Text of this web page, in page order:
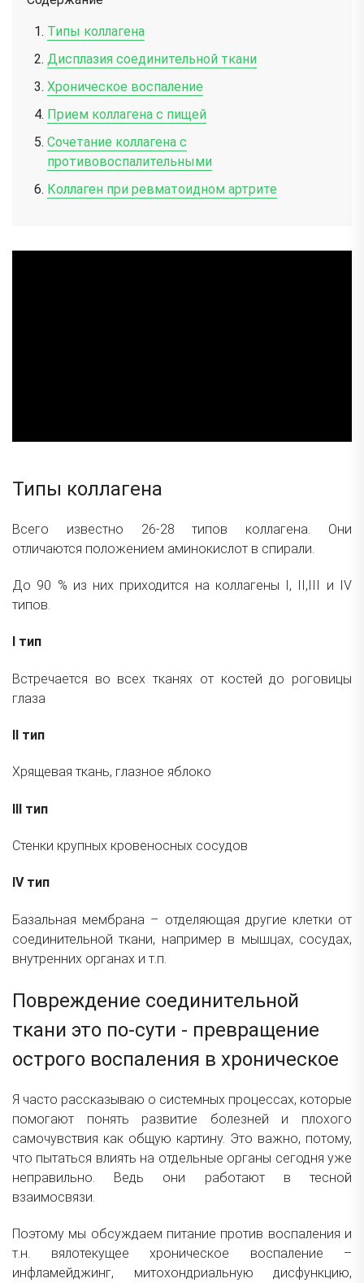
Типы коллагена
Дисплазия соединительной ткани
Хроническое воспаление
Прием коллагена с пищей
Сочетание коллагена с
противовоспалительными
Коллаген при ревматоидном артрите
Типы коллагена
Всего известно 26-28 типов коллагена. Они
отличаются положением аминокислот в спирали.
До 90 % из них приходится на коллагены I, II,III и IV
типов.
I тип
Встречается во всех тканях от костей до роговицы
глаза
II тип
Хрящевая ткань, глазное яблоко
III тип
Cтенки крупных кровеносных сосудов
IV тип
Базальная мембрана – отделяющая другие клетки от
соединительной ткани, например в мышцах, сосудах,
внутренних органах и т.п.
Повреждение соединительной
ткани это по-сути - превращение
острого воспаления в хроническое
Я часто рассказываю о системных процессах, которые
помогают понять развитие болезней и плохого
самочувствия как общую картину. Это важно, потому,
что пытаться влиять на отдельные органы сегодня уже
неправильно. Ведь они работают в тесной
взаимосвязи.
Поэтому мы обсуждаем питание против воспаления и
т.н. вялотекущее хроническое воспаление –
инфламейджинг, митохондриальную дисфункцию,